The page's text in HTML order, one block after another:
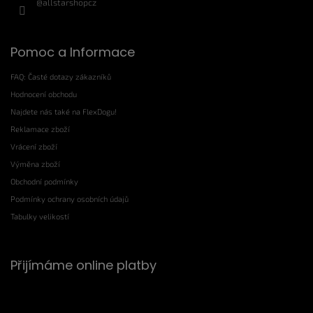
@allstarshopcz
Pomoc a Informace
FAQ: Časté dotazy zákazníků
Hodnocení obchodu
Najdete nás také na FlexDogu!
Reklamace zboží
Vrácení zboží
Výměna zboží
Obchodní podmínky
Podmínky ochrany osobních údajů
Tabulky velikostí
Přijímáme online platby